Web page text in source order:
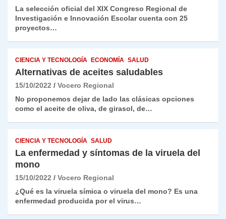
La selección oficial del XIX Congreso Regional de
Investigación e Innovación Escolar cuenta con 25
proyectos…
CIENCIA Y TECNOLOGÍA ECONOMÍA SALUD
Alternativas de aceites saludables
15/10/2022
Vocero Regional
No proponemos dejar de lado las clásicas opciones
como el aceite de oliva, de girasol, de…
CIENCIA Y TECNOLOGÍA SALUD
La enfermedad y síntomas de la viruela del
mono
15/10/2022
Vocero Regional
¿Qué es la viruela símica o viruela del mono? Es una
enfermedad producida por el virus…